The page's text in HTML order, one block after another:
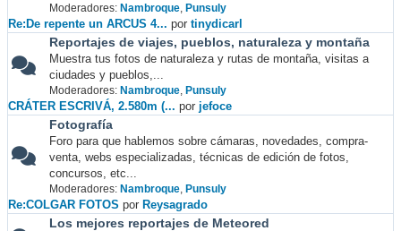
Moderadores: Nambroque, Punsuly
Re:De repente un ARCUS 4... por tinydicarl
Reportajes de viajes, pueblos, naturaleza y montaña
Muestra tus fotos de naturaleza y rutas de montaña, visitas a
ciudades y pueblos,...
Moderadores: Nambroque, Punsuly
CRÁTER ESCRIVÁ, 2.580m (... por jefoce
Fotografía
Foro para que hablemos sobre cámaras, novedades, compra-
venta, webs especializadas, técnicas de edición de fotos,
concursos, etc...
Moderadores: Nambroque, Punsuly
Re:COLGAR FOTOS por Reysagrado
Los mejores reportajes de Meteored